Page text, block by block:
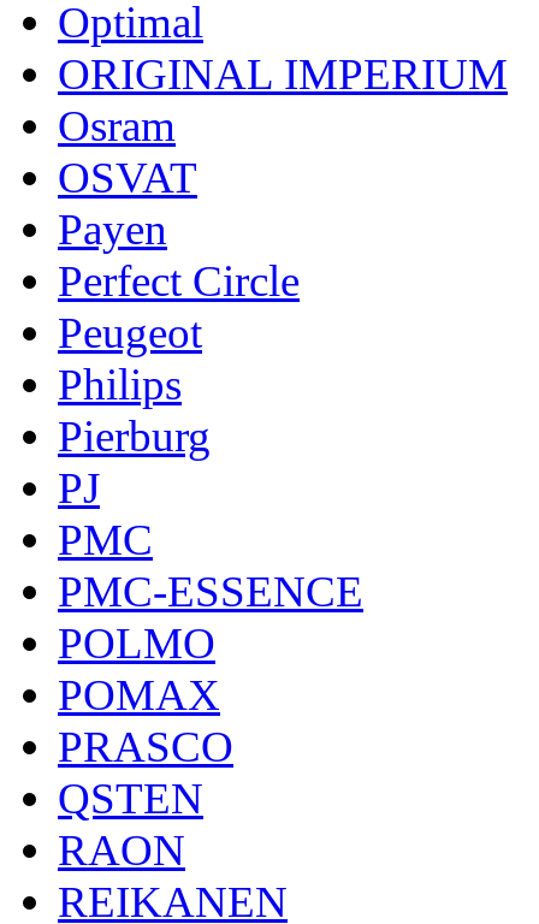
Optimal
ORIGINAL IMPERIUM
Osram
OSVAT
Payen
Perfect Circle
Peugeot
Philips
Pierburg
PJ
PMC
PMC-ESSENCE
POLMO
POMAX
PRASCO
QSTEN
RAON
REIKANEN